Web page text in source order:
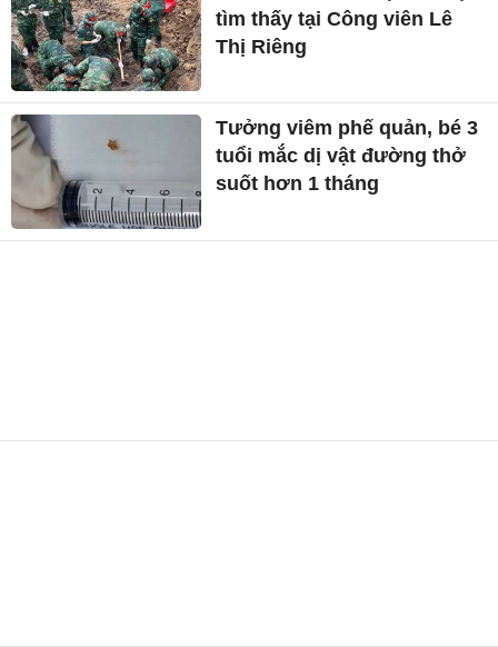
tìm thấy tại Công viên Lê
Thị Riêng
Tưởng viêm phế quản, bé 3
tuổi mắc dị vật đường thở
suốt hơn 1 tháng